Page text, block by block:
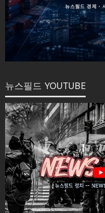
뉴스필드 YOUTUBE